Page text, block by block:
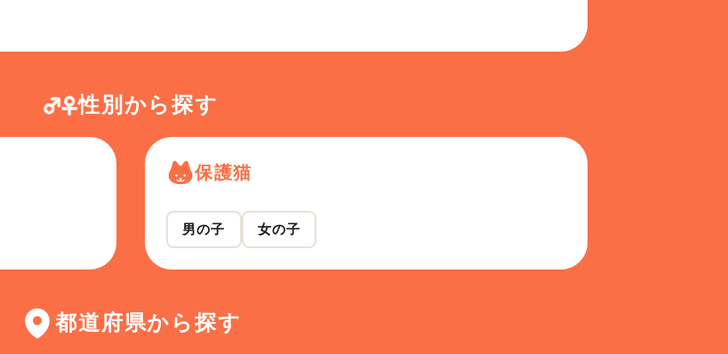
性別から探す
保護猫
男の子 女の子
都道府県から探す